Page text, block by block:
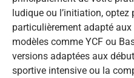
ludique ou l’initiation, optez
particulièrement adapté
modèles comme YCF ou
versions adaptées aux
sportive intensive ou la